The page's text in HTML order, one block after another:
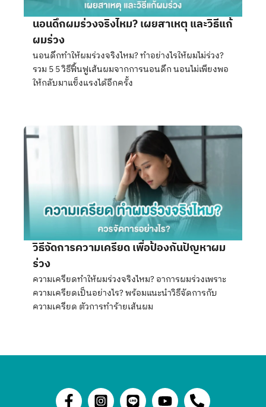
นอนดึกผมร่วงจริงไหม? เผยสาเหตุ และวิธีแก้
ผมร่วง
นอนดึกทำให้ผมร่วงจริงไหม? ทำอย่างไรให้ผมไม่ร่วง?
รวม 5 5 วิธีฟื้นฟูเส้นผมจากการนอนดึก นอนไม่เพียงพอ
ให้กลับมาแข็งแรงได้อีกครั้ง
วิธีจัดการความเครียด เพื่อป้องกันปัญหาผม
ร่วง
ความเครียดทำให้ผมร่วงจริงไหม? อาการผมร่วงเพราะ
ความเครียดเป็นอย่างไร? พร้อมแนะนำวิธีจัดการกับ
ความเครียด ตัวการทำร้ายเส้นผม